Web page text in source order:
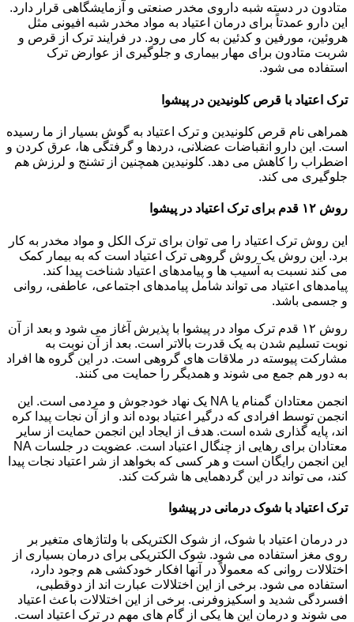
متادون در دسته شبه داروی مخدر صنعتی و آزمایشگاهی قرار دارد.
این دارو عمدتاً برای درمان اعتیاد به مواد مخدر شبه افیونی مثل
هروئین، مورفین و کدئین به کار می رود. در فرایند ترک از قرص و
شربت متادون برای مهار بیماری و جلوگیری از عوارض ترک
استفاده می شود.
ترک اعتیاد با قرص کلونیدین در پیشوا
همراهی نام قرص کلونیدین و ترک اعتیاد به گوش بسیار از ما رسیده
است. این دارو انقباضات عضلانی، دردها و گرفتگی ها، عرق کردن و
اضطراب را کاهش می دهد. کلونیدین همچنین از تشنج و لرزش هم
جلوگیری می کند.
روش ۱۲ قدم برای ترک اعتیاد در پیشوا
این روش ترک اعتیاد را می توان برای ترک الکل و مواد مخدر به کار
برد. این روش یک روش گروهی ترک اعتیاد است که به بیمار کمک
می کند نسبت به آسیب ها و پیامدهای اعتیاد شناخت پیدا کند.
پیامدهای اعتیاد می تواند شامل پیامدهای اجتماعی، عاطفی، روانی
و جسمی باشد.
روش ۱۲ قدم ترک مواد در پیشوا با پذیرش آغاز می شود و بعد از آن
نوبت تسلیم شدن به یک قدرت بالاتر است. بعد از آن نوبت به
مشارکت پیوسته در ملاقات های گروهی است. در این گروه ها افراد
به دور هم جمع می شوند و همدیگر را حمایت می کنند.
انجمن معتادان گمنام یا NA یک نهاد خودجوش و مردمی است. این
انجمن توسط افرادی که درگیر اعتیاد بوده اند و از آن نجات پیدا کره
اند، پایه گذاری شده است. هدف از ایجاد این انجمن حمایت از سایر
معتادان برای رهایی از چنگال اعتیاد است. عضویت در جلسات NA
این انجمن رایگان است و هر کسی که بخواهد از شر اعتیاد نجات پیدا
کند، می تواند در این گردهمایی ها شرکت کند.
ترک اعتیاد با شوک درمانی در پیشوا
در درمان اعتیاد با شوک، از شوک الکتریکی با ولتاژهای متغیر بر
روی مغز استفاده می شود. شوک الکتریکی برای درمان بسیاری از
اختلالات روانی که معمولاً در آنها افکار خودکشی هم وجود دارد،
استفاده می شود. برخی از این اختلالات عبارت اند از دوقطبی،
افسردگی شدید و اسکیزوفرنی. برخی از این اختلالات باعث اعتیاد
می شوند و درمان این ها یکی از گام های مهم در ترک اعتیاد است.